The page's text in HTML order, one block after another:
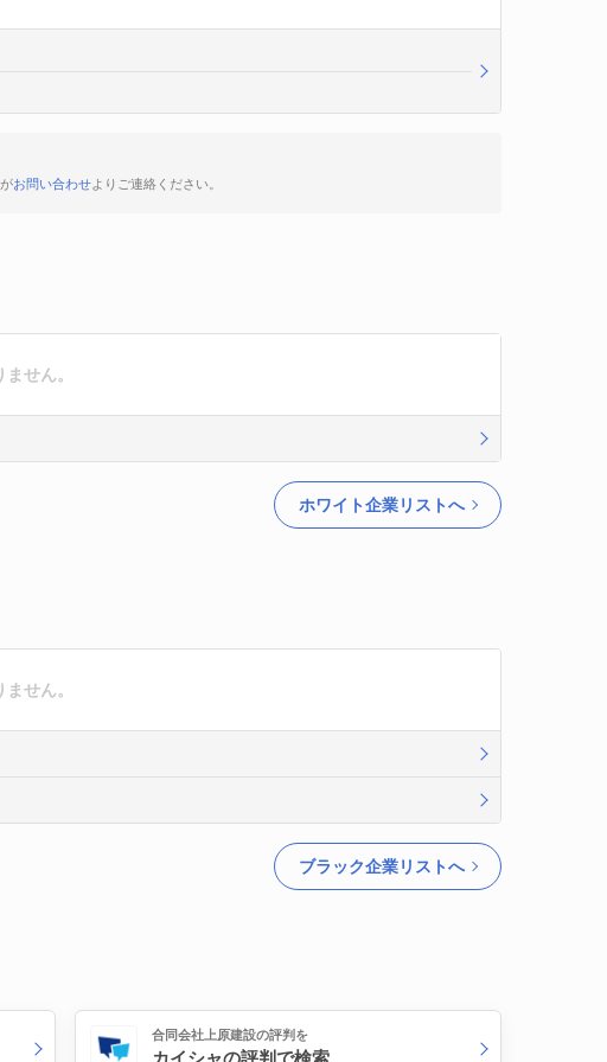
お問い合わせよりご連絡ください。
せん。
ホワイト企業リストへ
せん。
ブラック企業リストへ
合同会社上原建設の評判を
カイシャの評判で検索